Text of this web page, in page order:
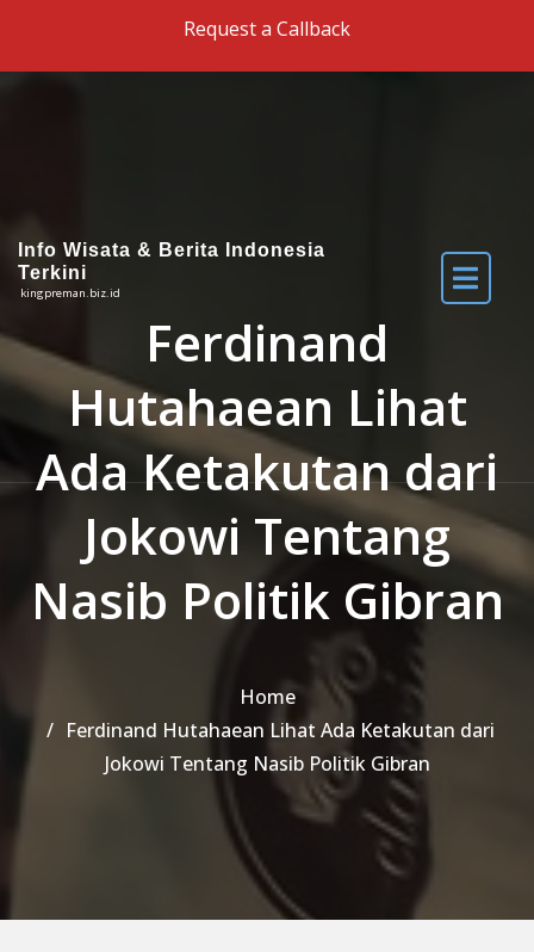
Request a Callback
Info Wisata & Berita Indonesia
Terkini
kingpreman.biz.id
Ferdinand
Hutahaean Lihat
Ada Ketakutan dari
Jokowi Tentang
Nasib Politik Gibran
Home
Ferdinand Hutahaean Lihat Ada Ketakutan dari
Jokowi Tentang Nasib Politik Gibran